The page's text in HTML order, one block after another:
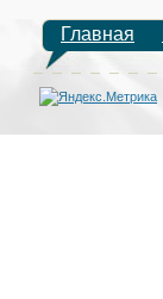
Главная